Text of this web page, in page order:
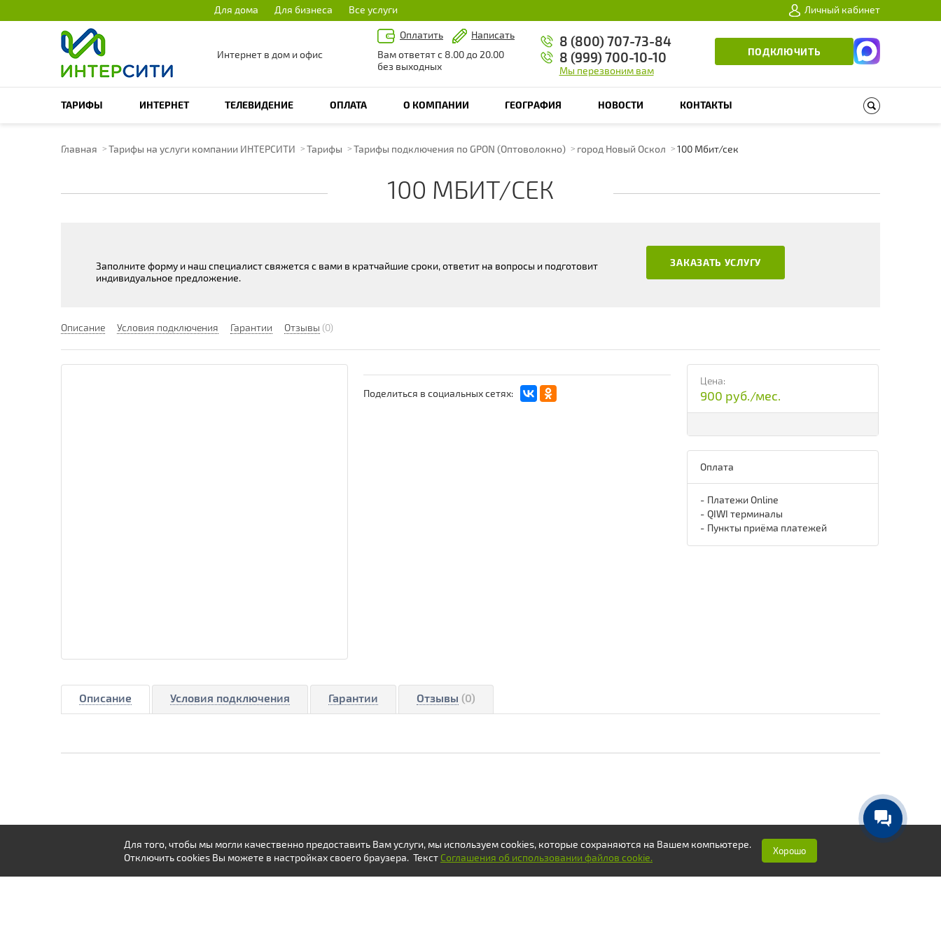
Для того, чтобы мы могли качественно предоставить Вам услуги, мы используем cookies, которые сохраняются на Вашем компьютере.
Отключить cookies Вы можете в настройках своего браузера. Текст Соглашения об использовании файлов cookie.
Хорошо
Личный кабинет
Для дома Для бизнеса Все услуги
Интернет в дом и офис
Оплатить
Написать
Вам ответят с 8.00 до 20.00
без выходных
8 (800) 707-73-84
8 (999) 700-10-10
Мы перезвоним вам
ПОДКЛЮЧИТЬ
ТАРИФЫ ИНТЕРНЕТ ТЕЛЕВИДЕНИЕ ОПЛАТА О КОМПАНИИ ГЕОГРАФИЯ НОВОСТИ КОНТАКТЫ
ПОИСК ПО САЙТУ
Главная Тарифы на услуги компании ИНТЕРСИТИ Тарифы Тарифы подключения по GPON (Оптоволокно) город Новый Оскол 100 Мбит/сек
100 МБИТ/СЕК
Заполните форму и наш специалист свяжется с вами в кратчайшие сроки, ответит на вопросы и подготовит
индивидуальное предложение.
ЗАКАЗАТЬ УСЛУГУ
Описание Условия подключения Гарантии Отзывы (0)
Поделиться в социальных сетях:
Цена:
900 руб./мес.
Оплата
Платежи Online
QIWI терминалы
Пункты приёма платежей
Описание Условия подключения Гарантии Отзывы (0)